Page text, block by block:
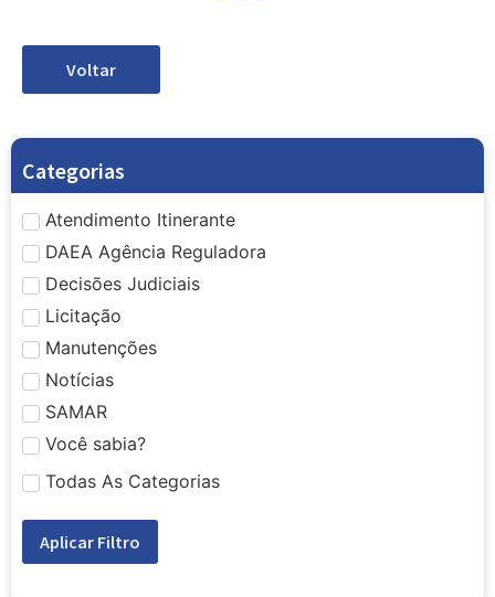
Voltar
Categorias
Atendimento Itinerante
DAEA Agência Reguladora
Decisões Judiciais
Licitação
Manutenções
Notícias
SAMAR
Você sabia?
Todas As Categorias
Aplicar Filtro